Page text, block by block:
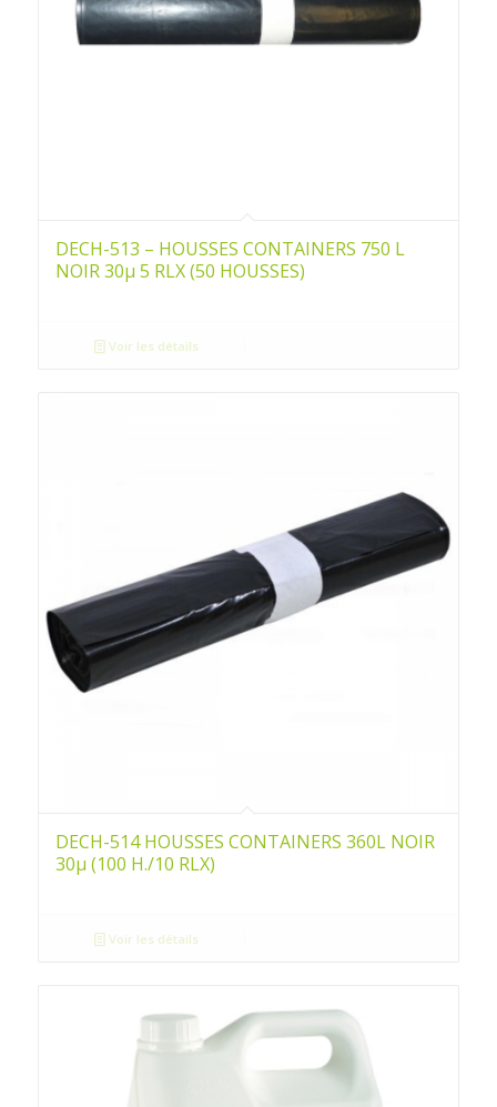
DECH-513 – HOUSSES CONTAINERS 750 L
NOIR 30µ 5 RLX (50 HOUSSES)
Voir les détails
DECH-514 HOUSSES CONTAINERS 360L NOIR
30µ (100 H./10 RLX)
Voir les détails